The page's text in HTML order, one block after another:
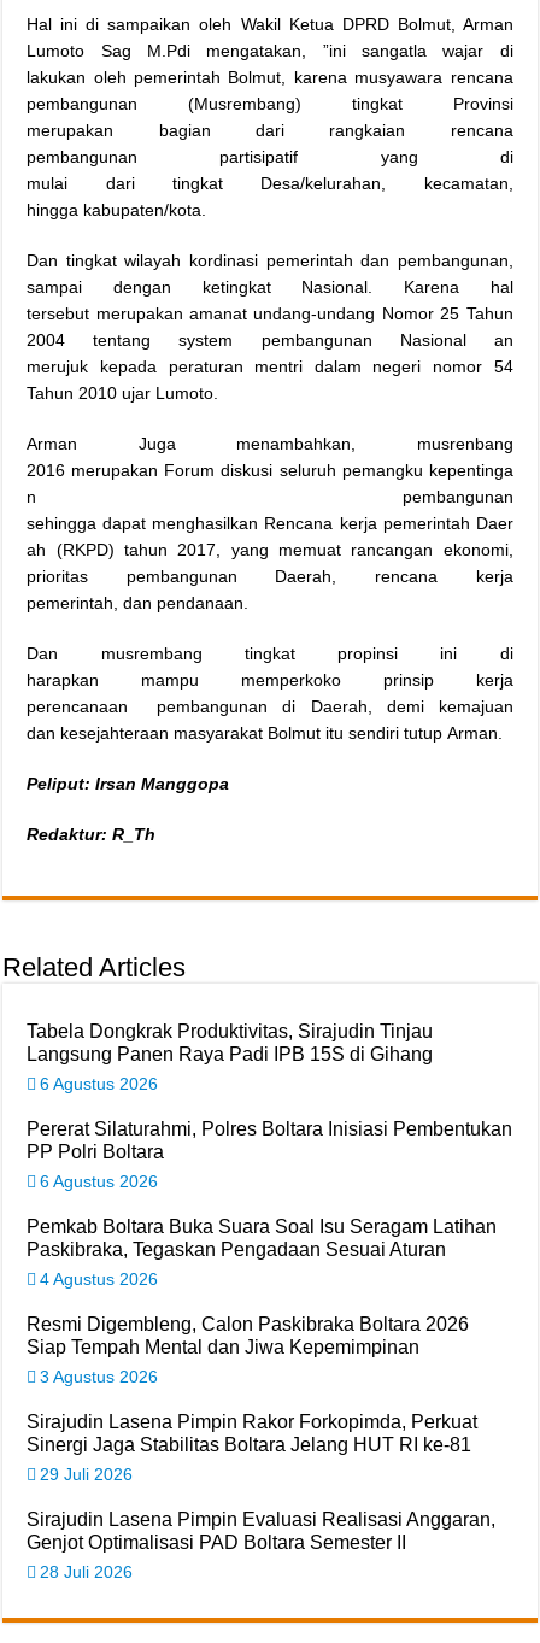
Hal ini di sampaikan oleh Wakil Ketua DPRD Bolmut, Arman
Lumoto Sag M.Pdi mengatakan, ”ini sangatla wajar di
lakukan oleh pemerintah Bolmut, karena musyawara rencana
pembangunan (Musrembang) tingkat Provinsi
merupakan bagian dari rangkaian rencana
pembangunan partisipatif yang di
mulai dari tingkat Desa/kelurahan, kecamatan,
hingga kabupaten/kota.
Dan tingkat wilayah kordinasi pemerintah dan pembangunan,
sampai dengan ketingkat Nasional. Karena hal
tersebut merupakan amanat undang-undang Nomor 25 Tahun
2004 tentang system pembangunan Nasional an
merujuk kepada peraturan mentri dalam negeri nomor 54
Tahun 2010 ujar Lumoto.
Arman Juga menambahkan, musrenbang
2016 merupakan Forum diskusi seluruh pemangku kepentinga
n pembangunan
sehingga dapat menghasilkan Rencana kerja pemerintah Daer
ah (RKPD) tahun 2017, yang memuat rancangan ekonomi,
prioritas pembangunan Daerah, rencana kerja
pemerintah, dan pendanaan.
Dan musrembang tingkat propinsi ini di
harapkan mampu memperkoko prinsip kerja
perencanaan pembangunan di Daerah, demi kemajuan
dan kesejahteraan masyarakat Bolmut itu sendiri tutup Arman.
Peliput: Irsan Manggopa
Redaktur: R_Th
Related Articles
Tabela Dongkrak Produktivitas, Sirajudin Tinjau
Langsung Panen Raya Padi IPB 15S di Gihang
6 Agustus 2026
Pererat Silaturahmi, Polres Boltara Inisiasi Pembentukan
PP Polri Boltara
6 Agustus 2026
Pemkab Boltara Buka Suara Soal Isu Seragam Latihan
Paskibraka, Tegaskan Pengadaan Sesuai Aturan
4 Agustus 2026
Resmi Digembleng, Calon Paskibraka Boltara 2026
Siap Tempah Mental dan Jiwa Kepemimpinan
3 Agustus 2026
Sirajudin Lasena Pimpin Rakor Forkopimda, Perkuat
Sinergi Jaga Stabilitas Boltara Jelang HUT RI ke-81
29 Juli 2026
Sirajudin Lasena Pimpin Evaluasi Realisasi Anggaran,
Genjot Optimalisasi PAD Boltara Semester II
28 Juli 2026